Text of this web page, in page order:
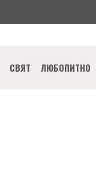
СВЯТ ЛЮБОПИТНО